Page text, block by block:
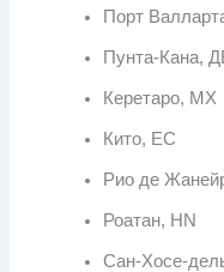
Порт
Пунта-Кана,
Керетаро, МХ
Кито, ЕС
Рио де
Роатан, HN
Сан-Хосе-